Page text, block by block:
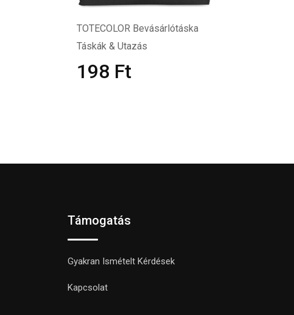
TOTECOLOR Bevásárlótáska
Táskák & Utazás
198 Ft
Támogatás
Gyakran Ismételt Kérdések
Kapcsolat